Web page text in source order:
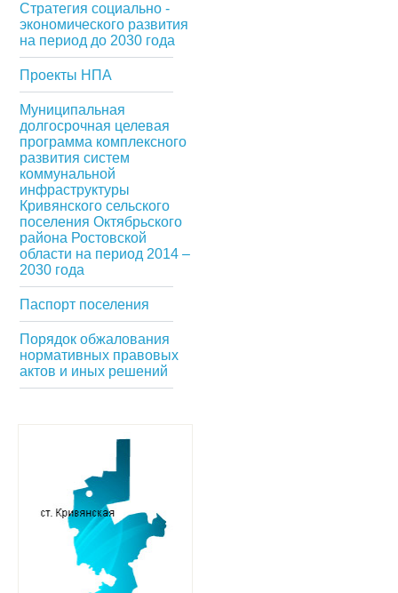
Стратегия социально -
экономического развития
на период до 2030 года
Проекты НПА
Муниципальная
долгосрочная целевая
программа комплексного
развития систем
коммунальной
инфраструктуры
Кривянского сельского
поселения Октябрьского
района Ростовской
области на период 2014 –
2030 года
Паспорт поселения
Порядок обжалования
нормативных правовых
актов и иных решений